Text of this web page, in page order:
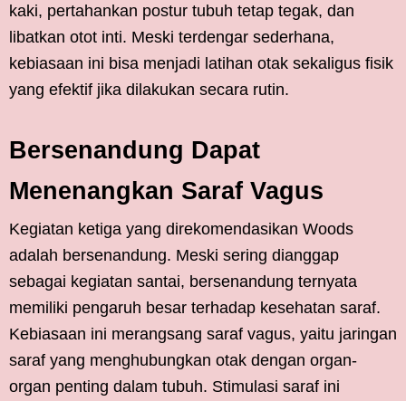
kaki, pertahankan postur tubuh tetap tegak, dan
libatkan otot inti. Meski terdengar sederhana,
kebiasaan ini bisa menjadi latihan otak sekaligus fisik
yang efektif jika dilakukan secara rutin.
Bersenandung Dapat
Menenangkan Saraf Vagus
Kegiatan ketiga yang direkomendasikan Woods
adalah bersenandung. Meski sering dianggap
sebagai kegiatan santai, bersenandung ternyata
memiliki pengaruh besar terhadap kesehatan saraf.
Kebiasaan ini merangsang saraf vagus, yaitu jaringan
saraf yang menghubungkan otak dengan organ-
organ penting dalam tubuh. Stimulasi saraf ini